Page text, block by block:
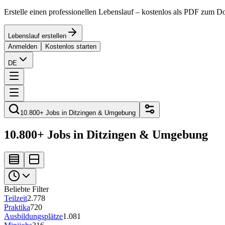
Erstelle einen professionellen Lebenslauf – kostenlos als PDF zum
Lebenslauf erstellen
Anmelden
Kostenlos starten
DE
10.800+ Jobs in Ditzingen & Umgebung
10.800+ Jobs in Ditzingen & Umgebung
Beliebte Filter
Teilzeit2.778
Praktika720
Ausbildungsplätze1.081